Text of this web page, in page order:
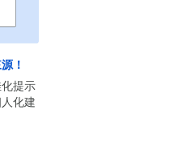
！
提示
化建